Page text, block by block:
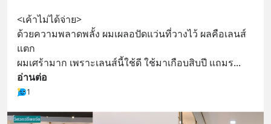
<เค้าไม่ได้จ่าย>
ด้วยความพลาดพลั้ง ผมเผลอปัดแว่นที่วางไว้ ผลคือเลนส์
แตก
ผมเศร้ามาก เพราะเลนส์นี้ใช้ดี ใช้มาเกือบสิบปี แถมร
อ่านต่อ
1